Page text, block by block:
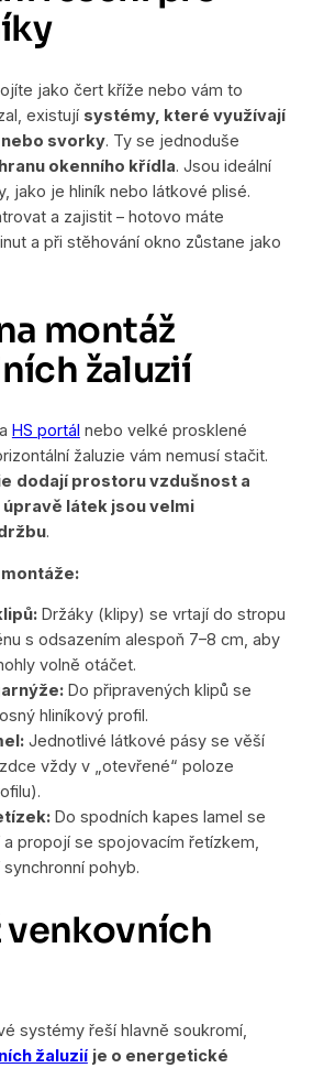
jako čert kříže nebo vám to
existují systémy, které využívají
svorky. Ty se jednoduše
okenního křídla. Jsou ideální
jako je hliník nebo látkové plisé.
a zajistit – hotovo máte
a při stěhování okno zůstane jako
montáž
žaluzií
HS portál nebo velké prosklené
žaluzie vám nemusí stačit.
dodají prostoru vzdušnost a
látek jsou velmi
.
Držáky (klipy) se vrtají do stropu
s odsazením alespoň 7–8 cm, aby
volně otáčet.
Do připravených klipů se
hliníkový profil.
Jednotlivé látkové pásy se věší
vždy v „otevřené“ poloze
Do spodních kapes lamel se
a propojí se spojovacím řetízkem,
pohyb.
venkovních
systémy řeší hlavně soukromí,
žaluzií je o energetické